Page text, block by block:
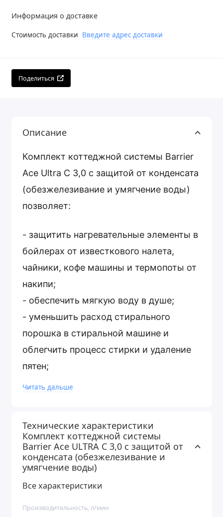
Информация о доставке
Стоимость доставки Введите адрес доставки
Поделиться
Описание
Комплект коттеджной системы Barrier
Ace Ultra С 3,0 с защитой от конденсата
(обезжелезивание и умягчение воды)
позволяет:
- защитить нагревательные элементы в
бойлерах от известкового налета,
чайники, кофе машины и термопоты от
накипи;
- обеспечить мягкую воду в душе;
- уменьшить расход стирального
порошка в стиральной машине и
облегчить процесс стирки и удаление
пятен;
- уменьшить расход моющих средств в
способствует появлению рыжего
налета на сантехнике;
- уменьшить расход моющих средств в
посудомоечной машине.
Система обеспечивает максимальную
Читать дальше
Технические характеристики
Комплект коттеджной системы
Barrier Ace ULTRA C 3,0 с защитой от
конденсата (обезжелезивание и
умягчение воды)
Все характеристики
Производительность, л/мин